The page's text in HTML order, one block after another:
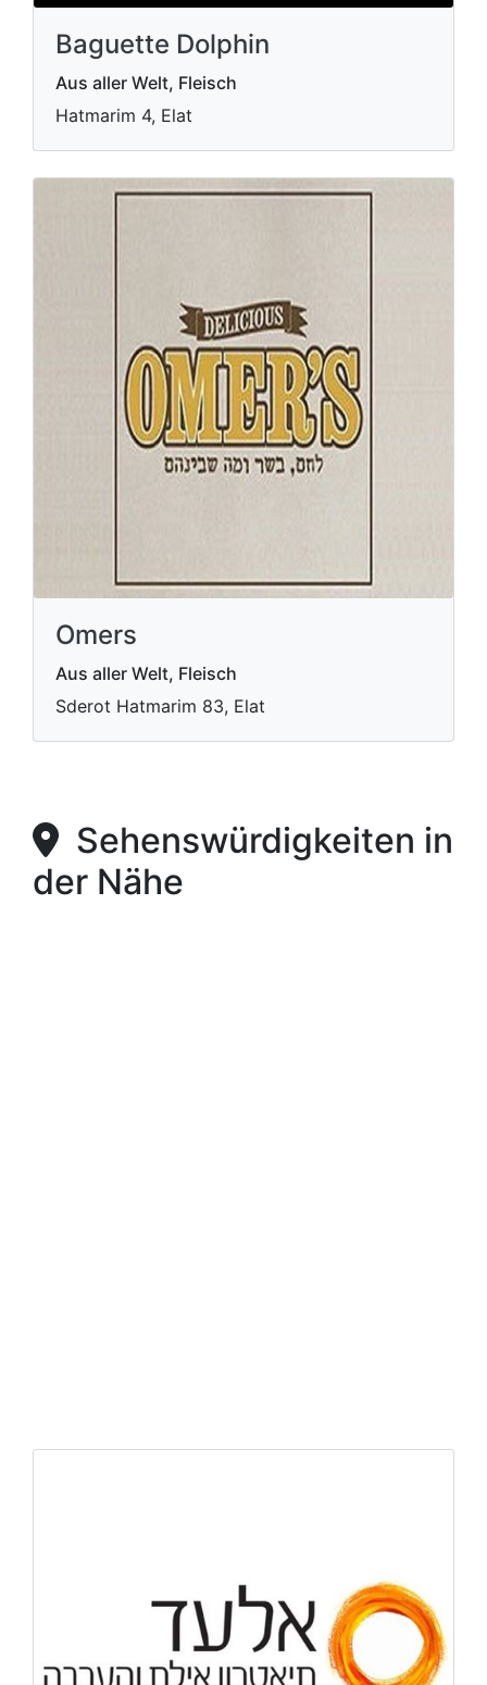
Baguette Dolphin
Aus aller Welt, Fleisch
Hatmarim 4, Elat
Omers
Aus aller Welt, Fleisch
Sderot Hatmarim 83, Elat
Sehenswürdigkeiten in
der Nähe